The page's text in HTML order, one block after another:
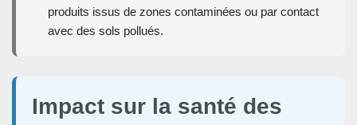
produits issus de zones contaminées ou par contact
avec des sols pollués.
Impact sur la santé des